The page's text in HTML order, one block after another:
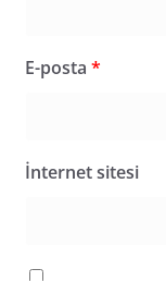
E-posta *
İnternet sitesi